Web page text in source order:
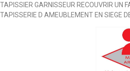
TAPISSIER GARNISSEUR RECOUVRIR UN
TAPISSERIE D AMEUBLEMENT EN SIEGE